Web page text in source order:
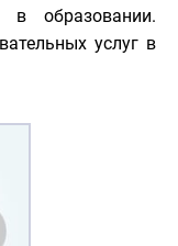
в образовании.
услуг в